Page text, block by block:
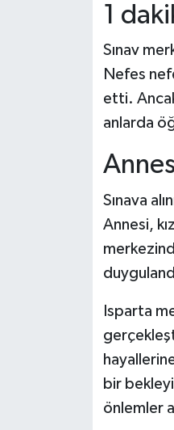
1
Sınav
Nefes
etti.
anlarda
Sınava
Annesi,
Isparta
bir
önlemler